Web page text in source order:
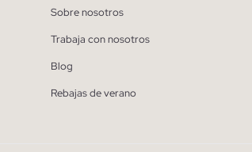
Sobre nosotros
Trabaja con nosotros
Blog
Rebajas de verano